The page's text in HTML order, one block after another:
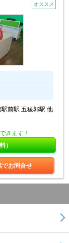
オススメ
前駅 五稜郭駅 他
きます！
）
でお問合せ